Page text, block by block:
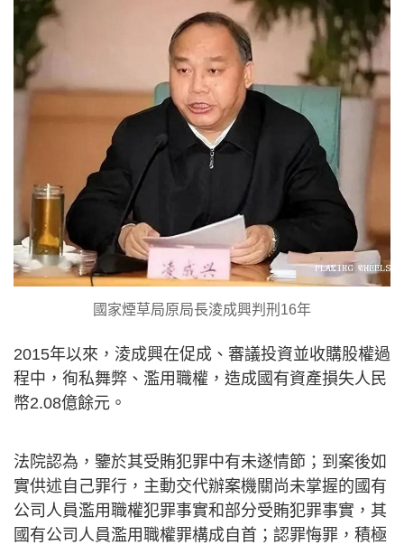
國家煙草局原局長淩成興判刑16年
2015年以來，淩成興在促成、審議投資並收購股權過
程中，徇私舞弊、濫用職權，造成國有資產損失人民
幣2.08億餘元。
法院認為，鑒於其受賄犯罪中有未遂情節；到案後如
實供述自己罪行，主動交代辦案機關尚未掌握的國有
公司人員濫用職權犯罪事實和部分受賄犯罪事實，其
國有公司人員濫用職權罪構成自首；認罪悔罪，積極